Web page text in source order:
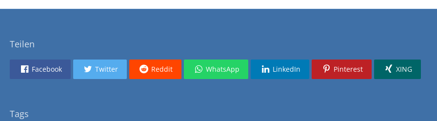
Teilen
Facebook Twitter Reddit WhatsApp LinkedIn Pinterest XING
Tags